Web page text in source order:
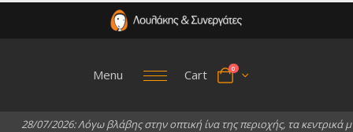
Menu Cart 0
28/07/2026:Λόγω βλάβης στην οπτική ίνα της περιοχής, τα κεντρικά μ